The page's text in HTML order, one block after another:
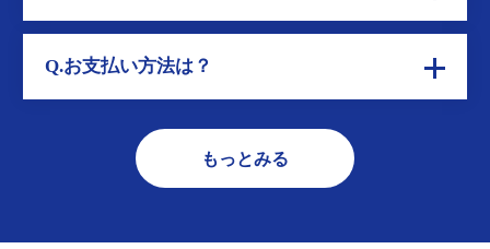
Q.お支払い方法は？
もっとみる